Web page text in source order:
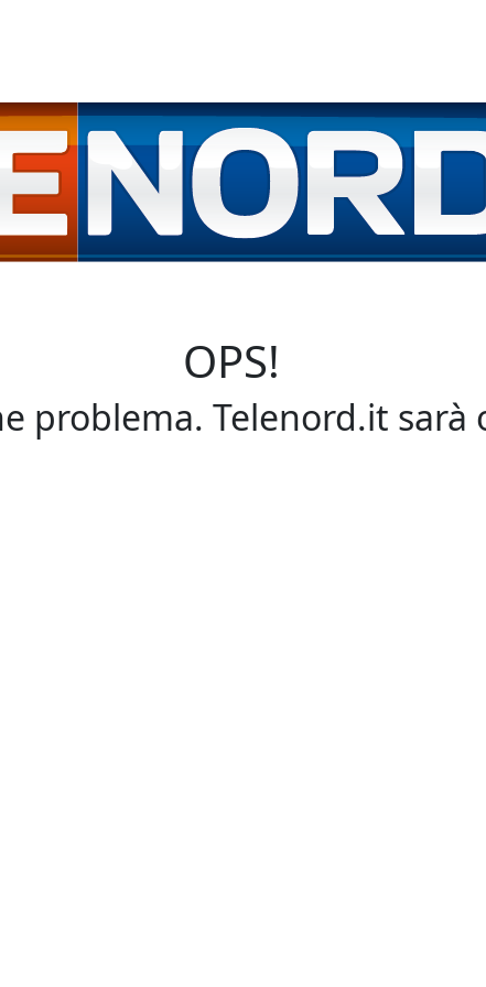
OPS!
problema. Telenord.it sarà